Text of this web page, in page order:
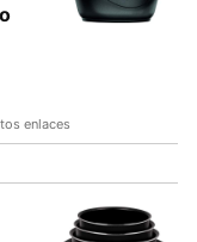
enlaces